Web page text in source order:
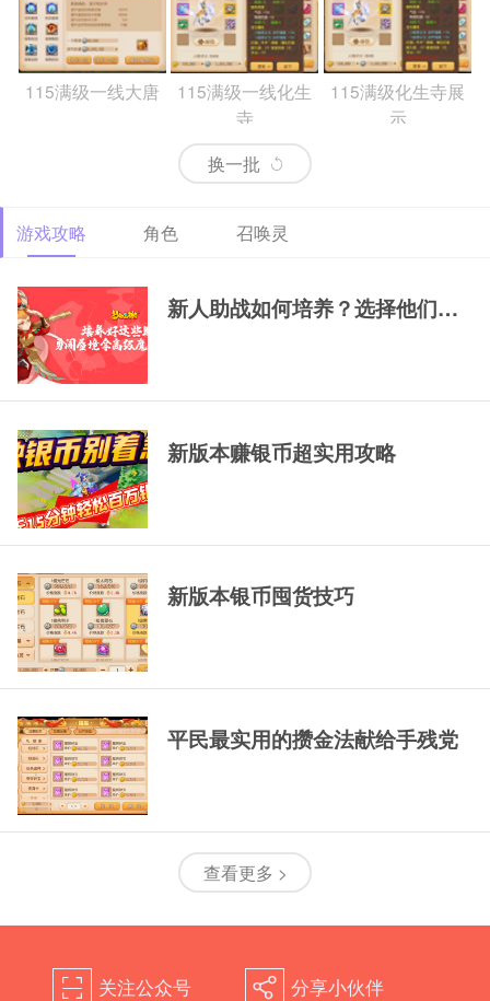
115满级一线大唐
115满级一线化生
寺
115满级化生寺展
示
示
示
换一批
游戏攻略 角色 召唤灵
新人助战如何培养？选择他们，一
新版本赚银币超实用攻略
新版本银币囤货技巧
平民最实用的攒金法献给手残党
查看更多 >
򰀁 关注公众号 򰀂 分享小伙伴